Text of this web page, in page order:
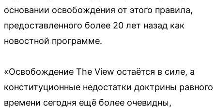
основании освобождения от этого правила,
предоставленного более 20 лет назад как
новостной программе.
«Освобождение The View остаётся в силе, а
конституционные недостатки доктрины равного
времени сегодня ещё более очевидны,